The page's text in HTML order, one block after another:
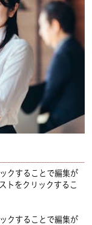
クすることで編集が
トをクリックするこ
クすることで編集が